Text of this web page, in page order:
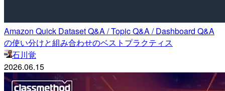
Amazon Quick Dataset Q&A / Topic Q&A / Dashboard Q&A
の使い分けと組み合わせのベストプラクティス
石川覚
2026.06.15